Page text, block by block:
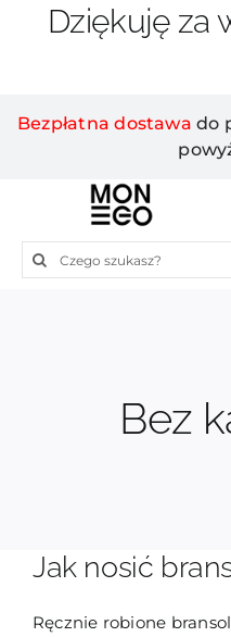
Dziękuję za
Bezpłatna dostawa do
Szukaj
Bez
Jak nosić
Ręcznie robione